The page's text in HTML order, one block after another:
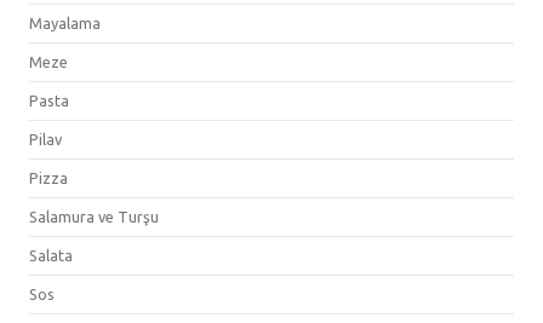
Mayalama
Meze
Pasta
Pilav
Pizza
Salamura ve Turşu
Salata
Sos